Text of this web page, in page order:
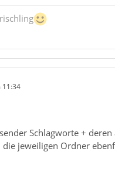
11:34
Schlagworte +
die jeweiligen Ordner